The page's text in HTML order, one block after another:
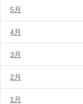
5月
4月
3月
2月
1月